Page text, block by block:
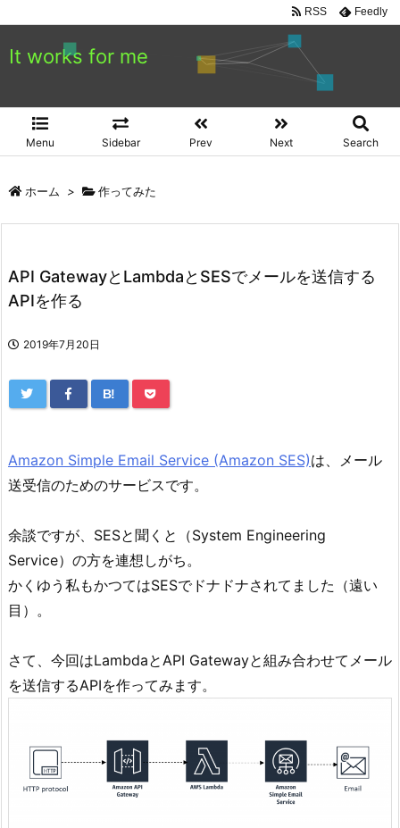
It works for me
Menu Sidebar Prev Next Search
RSS Feedly
ホーム > 作ってみた
API GatewayとLambdaとSESでメールを送信する
APIを作る
2019年7月20日
B!
Amazon Simple Email Service (Amazon SES)は、メール
送受信のためのサービスです。
余談ですが、SESと聞くと（System Engineering
Service）の方を連想しがち。
かくゆう私もかつてはSESでドナドナされてました（遠い
目）。
さて、今回はLambdaとAPI Gatewayと組み合わせてメール
を送信するAPIを作ってみます。